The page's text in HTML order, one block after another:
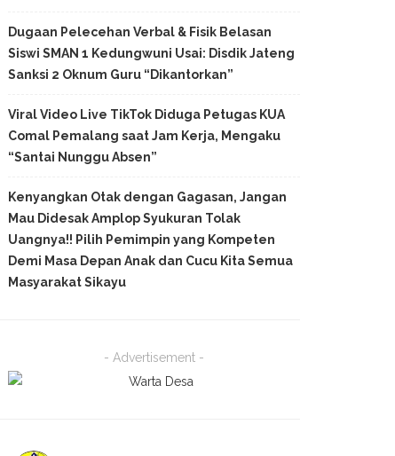
Dugaan Pelecehan Verbal & Fisik Belasan
Siswi SMAN 1 Kedungwuni Usai: Disdik Jateng
Sanksi 2 Oknum Guru “Dikantorkan”
Viral Video Live TikTok Diduga Petugas KUA
Comal Pemalang saat Jam Kerja, Mengaku
“Santai Nunggu Absen”
Kenyangkan Otak dengan Gagasan, Jangan
Mau Didesak Amplop Syukuran Tolak
Uangnya!! Pilih Pemimpin yang Kompeten
Demi Masa Depan Anak dan Cucu Kita Semua
Masyarakat Sikayu
- Advertisement -